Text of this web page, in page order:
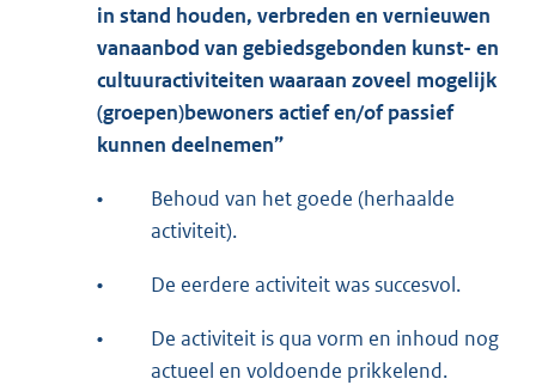
in stand houden, verbreden en vernieuwen
vanaanbod van gebiedsgebonden kunst- en
cultuuractiviteiten waaraan zoveel mogelijk
(groepen)bewoners actief en/of passief
kunnen deelnemen”
•
Behoud van het goede (herhaalde
activiteit).
• De eerdere activiteit was succesvol.
•
De activiteit is qua vorm en inhoud nog
actueel en voldoende prikkelend.